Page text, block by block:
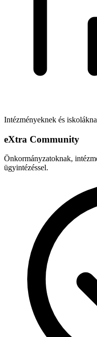
Intézményeknek és
eXtra Community
Önkormányzatoknak,
ügyintézéssel.